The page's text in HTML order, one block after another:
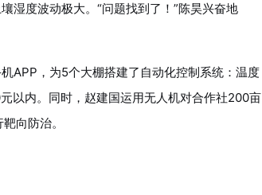
度波动极大。“问题找到了！”陈昊兴奋地
APP，为5个大棚搭建了自动化控制系统：温度
以内。同时，赵建国运用无人机对合作社200亩
向防治。